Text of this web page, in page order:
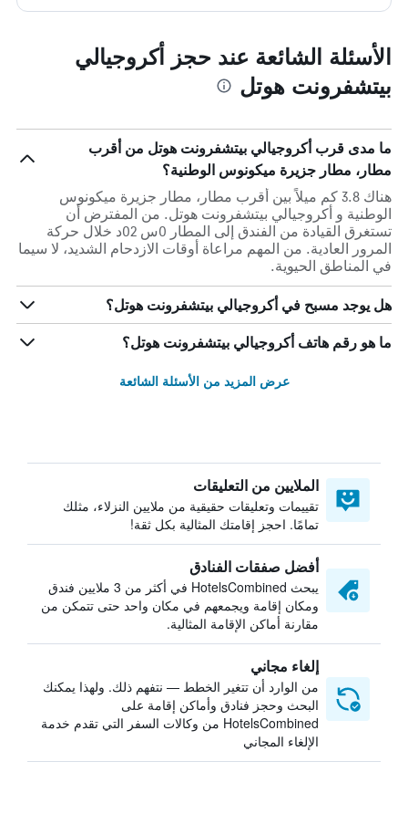
الأسئلة الشائعة عند حجز أكروجيالي
بيتشفرونت هوتل
ما مدى قرب أكروجيالي بيتشفرونت هوتل من أقرب
مطار، مطار جزيرة ميكونوس الوطنية؟
هناك 3.8 كم ميلاً بين أقرب مطار، مطار جزيرة ميكونوس
الوطنية و أكروجيالي بيتشفرونت هوتل. من المفترض أن
تستغرق القيادة من الفندق إلى المطار 0س 02د خلال حركة
المرور العادية. من المهم مراعاة أوقات الازدحام الشديد، لا سيما
في المناطق الحيوية.
هل يوجد مسبح في أكروجيالي بيتشفرونت هوتل؟
ما هو رقم هاتف أكروجيالي بيتشفرونت هوتل؟
عرض المزيد من الأسئلة الشائعة
الملايين من التعليقات
تقييمات وتعليقات حقيقية من ملايين النزلاء، مثلك
تمامًا. احجز إقامتك المثالية بكل ثقة!
أفضل صفقات الفنادق
يبحث HotelsCombined في أكثر من 3 ملايين فندق
ومكان إقامة ويجمعهم في مكان واحد حتى تتمكن من
مقارنة أماكن الإقامة المثالية.
إلغاء مجاني
من الوارد أن تتغير الخطط — نتفهم ذلك. ولهذا يمكنك
البحث وحجز فنادق وأماكن إقامة على
HotelsCombined من وكالات السفر التي تقدم خدمة
الإلغاء المجاني